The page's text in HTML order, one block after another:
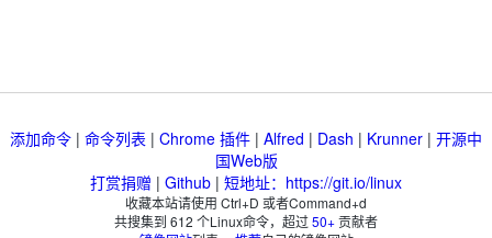
添加命令 | 命令列表 | Chrome 插件 | Alfred | Dash | Krunner | 开源中
国Web版
打赏捐赠 | Github | 短地址：https://git.io/linux
收藏本站请使用 Ctrl+D 或者Command+d
共搜集到 612 个Linux命令，超过50+贡献者